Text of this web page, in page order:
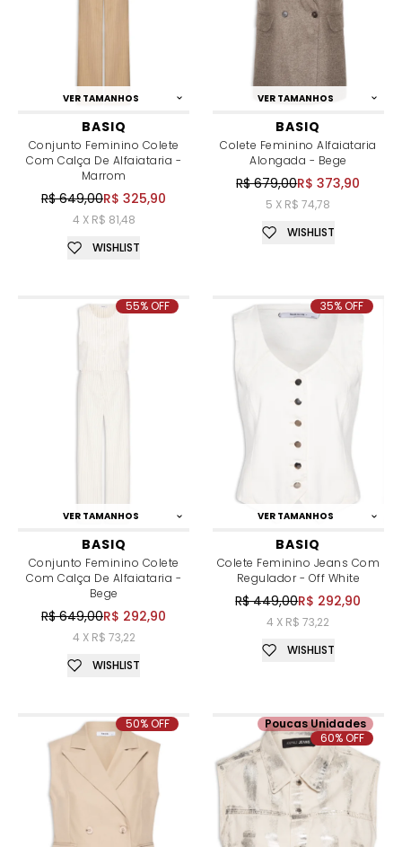
VER TAMANHOS
BASIQ
Conjunto Feminino Colete
Com Calça De Alfaiataria -
Marrom
R$ 649,00R$ 325,90
4 X R$ 81,48
WISHLIST
VER TAMANHOS
BASIQ
Colete Feminino Alfaiataria
Alongada - Bege
R$ 679,00R$ 373,90
5 X R$ 74,78
WISHLIST
VER TAMANHOS
BASIQ
Conjunto Feminino Colete
Com Calça De Alfaiataria -
Bege
R$ 649,00R$ 292,90
4 X R$ 73,22
55% OFF
WISHLIST
VER TAMANHOS
BASIQ
Colete Feminino Jeans Com
Regulador - Off White
R$ 449,00R$ 292,90
4 X R$ 73,22
35% OFF
WISHLIST
50% OFF
Poucas Unidades
60% OFF